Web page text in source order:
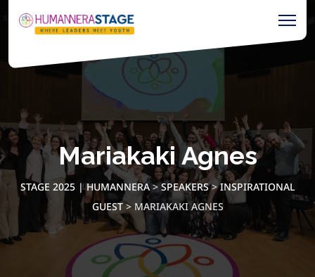
Mariakaki Agnes
STAGE 2025 | HUMANNERA>SPEAKERS>INSPIRATIONAL
GUEST> MARIAKAKI AGNES